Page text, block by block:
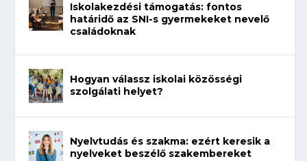
Iskolakezdési támogatás: fontos
határidő az SNI-s gyermekeket nevelő
családoknak
Hogyan válassz iskolai közösségi
szolgálati helyet?
Nyelvtudás és szakma: ezért keresik a
nyelveket beszélő szakembereket